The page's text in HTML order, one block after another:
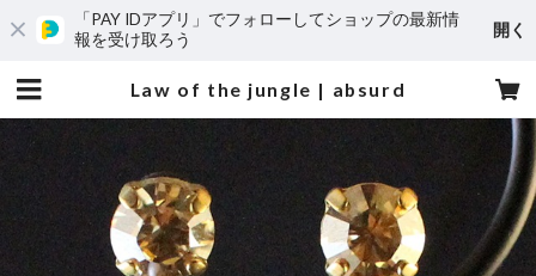
「PAY IDアプリ」でフォローしてショップの最新情
報を受け取ろう
開く
Law of the jungle | absurd